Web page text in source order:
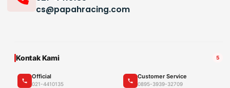
cs@papahracing.com
Kontak Kami 5
Official
021-4410135
Customer Service
0895-3939-32709